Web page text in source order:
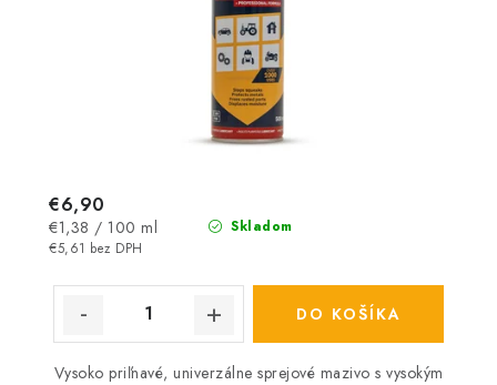
Skladom
€5,61 bez DPH
€6,90
Jednotková
cena:
€1,38 / 100 ml
DO KOŠÍKA
Vysoko priľnavé, univerzálne sprejové mazivo s vysokým